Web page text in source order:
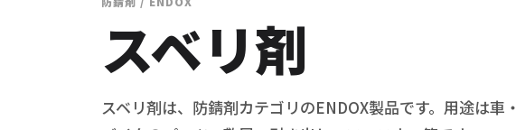
スベリ剤
スベリ剤は、防錆剤カテゴリのENDOX製品です。用途は車・